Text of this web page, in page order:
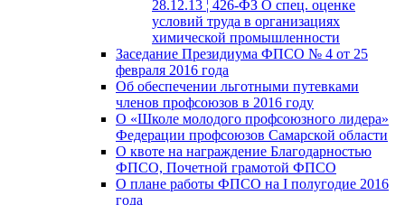
28.12.13 ¦ 426-ФЗ О спец. оценке
условий труда в организациях
химической промышленности
Заседание Президиума ФПСО № 4 от 25
февраля 2016 года
Об обеспечении льготными путевками
членов профсоюзов в 2016 году
О «Школе молодого профсоюзного лидера»
Федерации профсоюзов Самарской области
О квоте на награждение Благодарностью
ФПСО, Почетной грамотой ФПСО
О плане работы ФПСО на I полугодие 2016
года